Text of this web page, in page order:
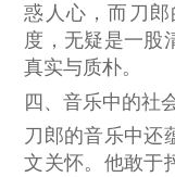
惑人心，而刀
度，无疑是一股
真实与质朴。
四、音乐中的社
刀郎的音乐中还
文关怀。他敢于